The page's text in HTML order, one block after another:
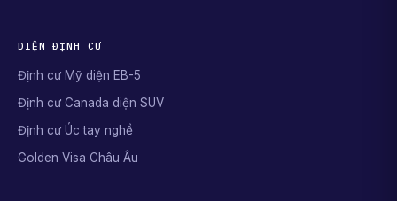
DIỆN ĐỊNH CƯ
Định cư Mỹ diện EB-5
Định cư Canada diện SUV
Định cư Úc tay nghề
Golden Visa Châu Âu